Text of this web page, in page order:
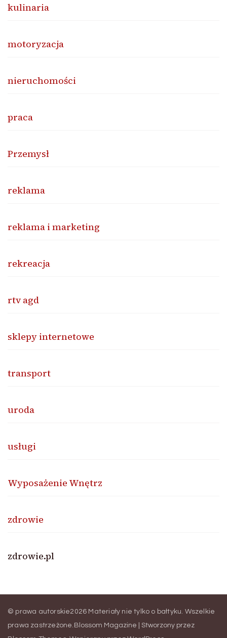
kulinaria
motoryzacja
nieruchomości
praca
Przemysł
reklama
reklama i marketing
rekreacja
rtv agd
sklepy internetowe
transport
uroda
usługi
Wyposażenie Wnętrz
zdrowie
zdrowie.pl
© prawa autorskie2026 Materiały nie tylko o bałtyku . Wszelkie
prawa zastrzeżone. Blossom Magazine | Stworzony przez